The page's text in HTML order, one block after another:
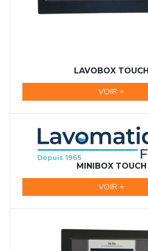
LAVOBOX TOUCH
VOIR +
MINIBOX TOUCH
VOIR +